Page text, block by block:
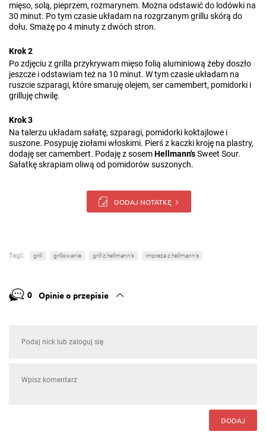
mięso, solą, pieprzem, rozmarynem. Można odstawić do lodówki na
30 minut. Po tym czasie układam na rozgrzanym grillu skórą do
dołu. Smażę po 4 minuty z dwóch stron.
Krok 2
Po zdjęciu z grilla przykrywam mięso folią aluminiową żeby doszło
jeszcze i odstawiam też na 10 minut. W tym czasie układam na
ruszcie szparagi, które smaruję olejem, ser camembert, pomidorki i
grilluję chwilę.
Krok 3
Na talerzu układam sałatę, szparagi, pomidorki koktajlowe i
suszone. Posypuję ziołami włoskimi. Pierś z kaczki kroję na plastry,
dodaję ser camembert. Podaję z sosemHellmann'sSweet Sour.
Sałatkę skrapiam oliwą od pomidorów suszonych.
DODAJ NOTATKĘ
Tagi: grill grillowanie grill z hellmann’s impreza z hellmann’s
0 Opinie o przepisie
DODAJ